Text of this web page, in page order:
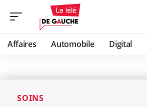
Affaires Automobile Digital
SOINS